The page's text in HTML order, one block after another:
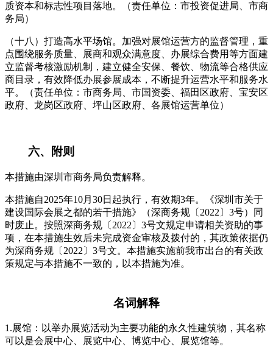
质资本和标志性项目落地。（责任单位：市投资促进局、市商
务局）
（十八）打造高水平场馆。加强对展馆运营方的监督管理，重
点围绕服务质量、展商和观众满意度、办展综合费用等方面建
立监督考核激励机制，建立健全安保、餐饮、物流等合格供应
商目录，有效降低办展参展成本，不断提升运营水平和服务水
平。（责任单位：市商务局、市国资委、福田区政府、宝安区
政府、龙岗区政府、坪山区政府、各展馆运营单位）
六、附则
本措施由深圳市商务局负责解释。
本措施自2025年10月30日起执行，有效期3年。《深圳市关于
建设国际会展之都的若干措施》（深商务规〔2022〕3号）同
时废止。按照深商务规〔2022〕3号文规定申请相关资助的事
项，在本措施生效后未完成资金审核及拨付的，其政策依据仍
为深商务规〔2022〕3号文。本措施实施前我市出台的有关政
策规定与本措施不一致的，以本措施为准。
名词解释
1.展馆：以举办展览活动为主要功能的永久性建筑物，其名称
可以是会展中心、展览中心、博览中心、展览馆等。